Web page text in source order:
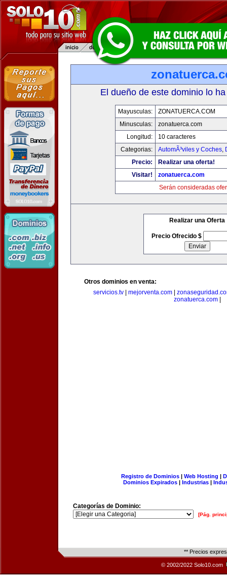
El dueño de este dominio lo
Mayusculas:
ZONATUERCA.COM
Minusculas:
zonatuerca.com
Longitud:
10 caracteres
Categorias:
AutomÃ³viles y Coches,
Precio:
Realizar una oferta!
Visitar!
zonatuerca.com
Serán consideradas
Realizar una Oferta
Precio Ofrecido $
Otros dominios en venta:
servicios.tv| mejorventa.com|
zonatuerca.com|
Registro de Dominios| Web Hosting |
Dominios Expirados | Industrias |
Categorías de Dominio:
[Pág.
** Precios
© 2002/2022 Solo10.com